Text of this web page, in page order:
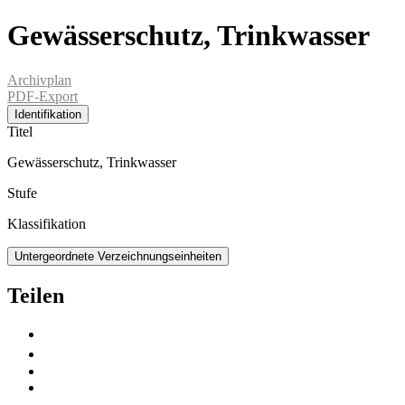
Gewässerschutz, Trinkwasser
Archivplan
PDF-Export
Identifikation
Titel
Gewässerschutz, Trinkwasser
Stufe
Klassifikation
Untergeordnete Verzeichnungseinheiten
Teilen